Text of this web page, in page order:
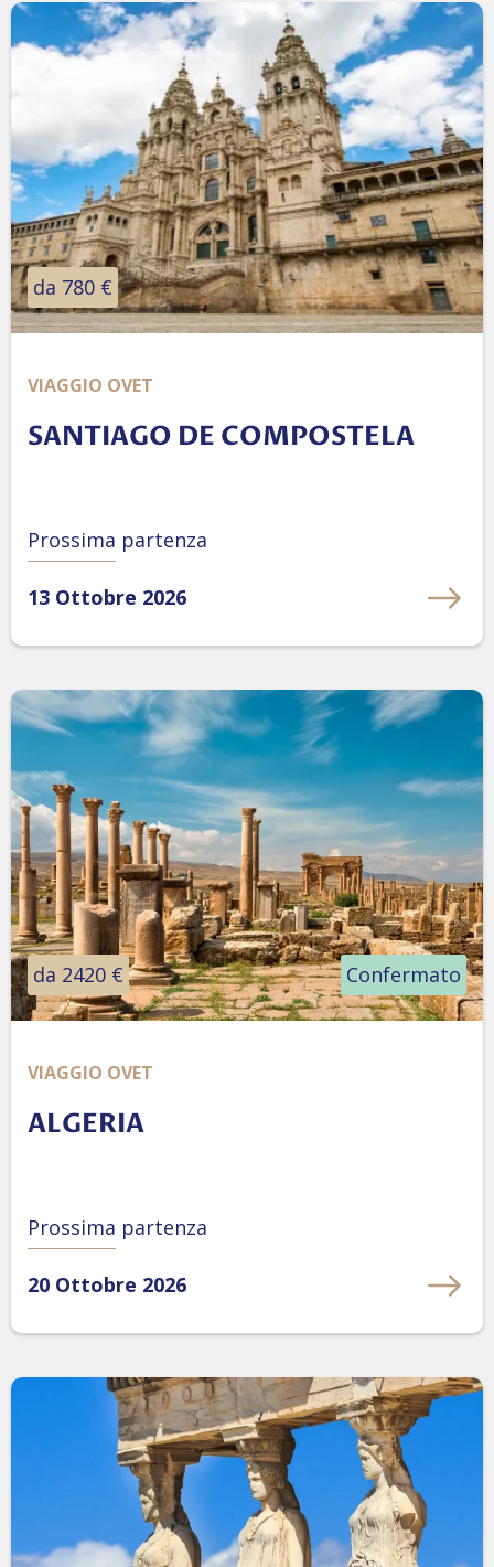
da 780 €
VIAGGIO OVET
SANTIAGO DE COMPOSTELA
Prossima partenza
13 Ottobre 2026
da 2420 € Confermato
VIAGGIO OVET
ALGERIA
Prossima partenza
20 Ottobre 2026